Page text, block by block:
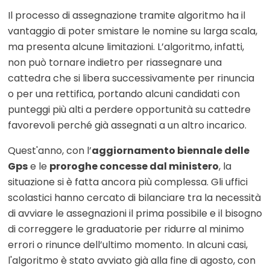
Il processo di assegnazione tramite algoritmo ha il
vantaggio di poter smistare le nomine su larga scala,
ma presenta alcune limitazioni. L’algoritmo, infatti,
non può tornare indietro per riassegnare una
cattedra che si libera successivamente per rinuncia
o per una rettifica, portando alcuni candidati con
punteggi più alti a perdere opportunità su cattedre
favorevoli perché già assegnati a un altro incarico.
Quest'anno, con l’aggiornamento biennale delle
Gpse le proroghe concesse dal ministero, la
situazione si è fatta ancora più complessa. Gli uffici
scolastici hanno cercato di bilanciare tra la necessità
di avviare le assegnazioni il prima possibile e il bisogno
di correggere le graduatorie per ridurre al minimo
errori o rinunce dell’ultimo momento. In alcuni casi,
l'algoritmo è stato avviato già alla fine di agosto, con